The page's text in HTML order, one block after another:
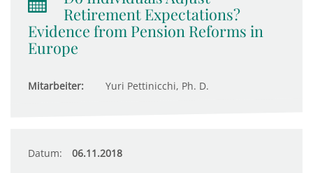
Retirement Expectations?
Evidence from Pension Reforms in
Europe
Mitarbeiter: Yuri Pettinicchi, Ph. D.
Datum: 06.11.2018